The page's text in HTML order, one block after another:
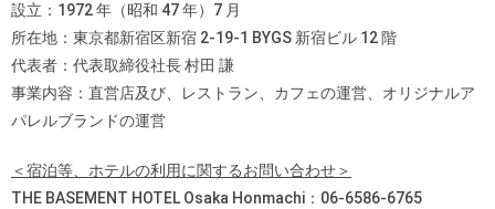
設立：1972 年（昭和 47 年）7 月
所在地：東京都新宿区新宿 2‐19‐1 BYGS 新宿ビル 12 階
代表者：代表取締役社長 村田 謙
事業内容：直営店及び、レストラン、カフェの運営、オリジナルア
パレルブランドの運営
＜宿泊等、ホテルの利用に関するお問い合わせ＞
THE BASEMENT HOTEL Osaka Honmachi：06‐6586‐6765